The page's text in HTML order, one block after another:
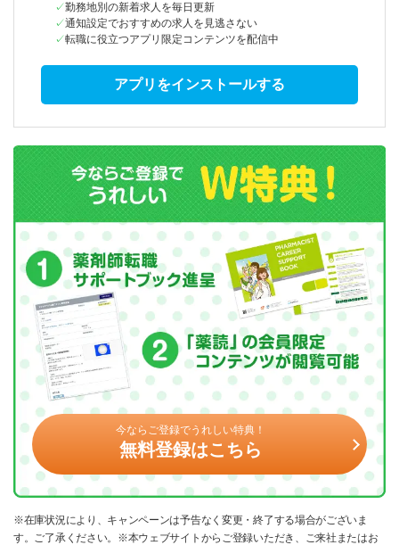
勤務地別の新着求人を毎日更新
通知設定でおすすめの求人を見逃さない
転職に役立つアプリ限定コンテンツを配信中
アプリをインストールする
今ならご登録でうれしい特典！
無料登録はこちら
※在庫状況により、キャンペーンは予告なく変更・終了する場合がございま
す。ご了承ください。※本ウェブサイトからご登録いただき、ご来社またはお